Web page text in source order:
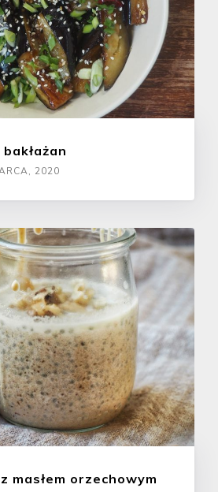
2020
masłem orzechowym